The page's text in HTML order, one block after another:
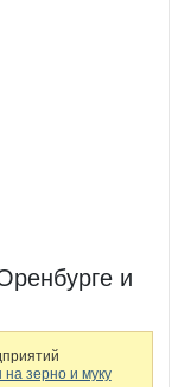
и
зерно и муку